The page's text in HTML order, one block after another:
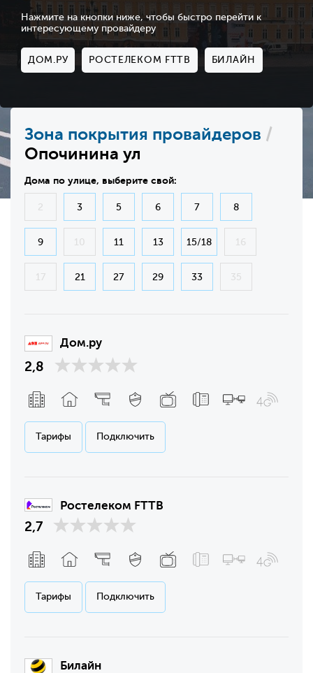
Нажмите на кнопки ниже, чтобы быстро перейти к
интересующему провайдеру
ДОМ.РУ РОСТЕЛЕКОМ FTTB БИЛАЙН
Зона покрытия провайдеров /
Опочинина ул
Дома по улице, выберите свой:
2 3 5 6 7 8
9 10 11 13 15/18 16
17 21 27 29 33 35
Дом.ру
2,8
Тарифы Подключить
Ростелеком FTTB
2,7
Тарифы Подключить
Билайн